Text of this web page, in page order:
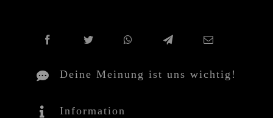
Deine Meinung ist uns wichtig!
Information